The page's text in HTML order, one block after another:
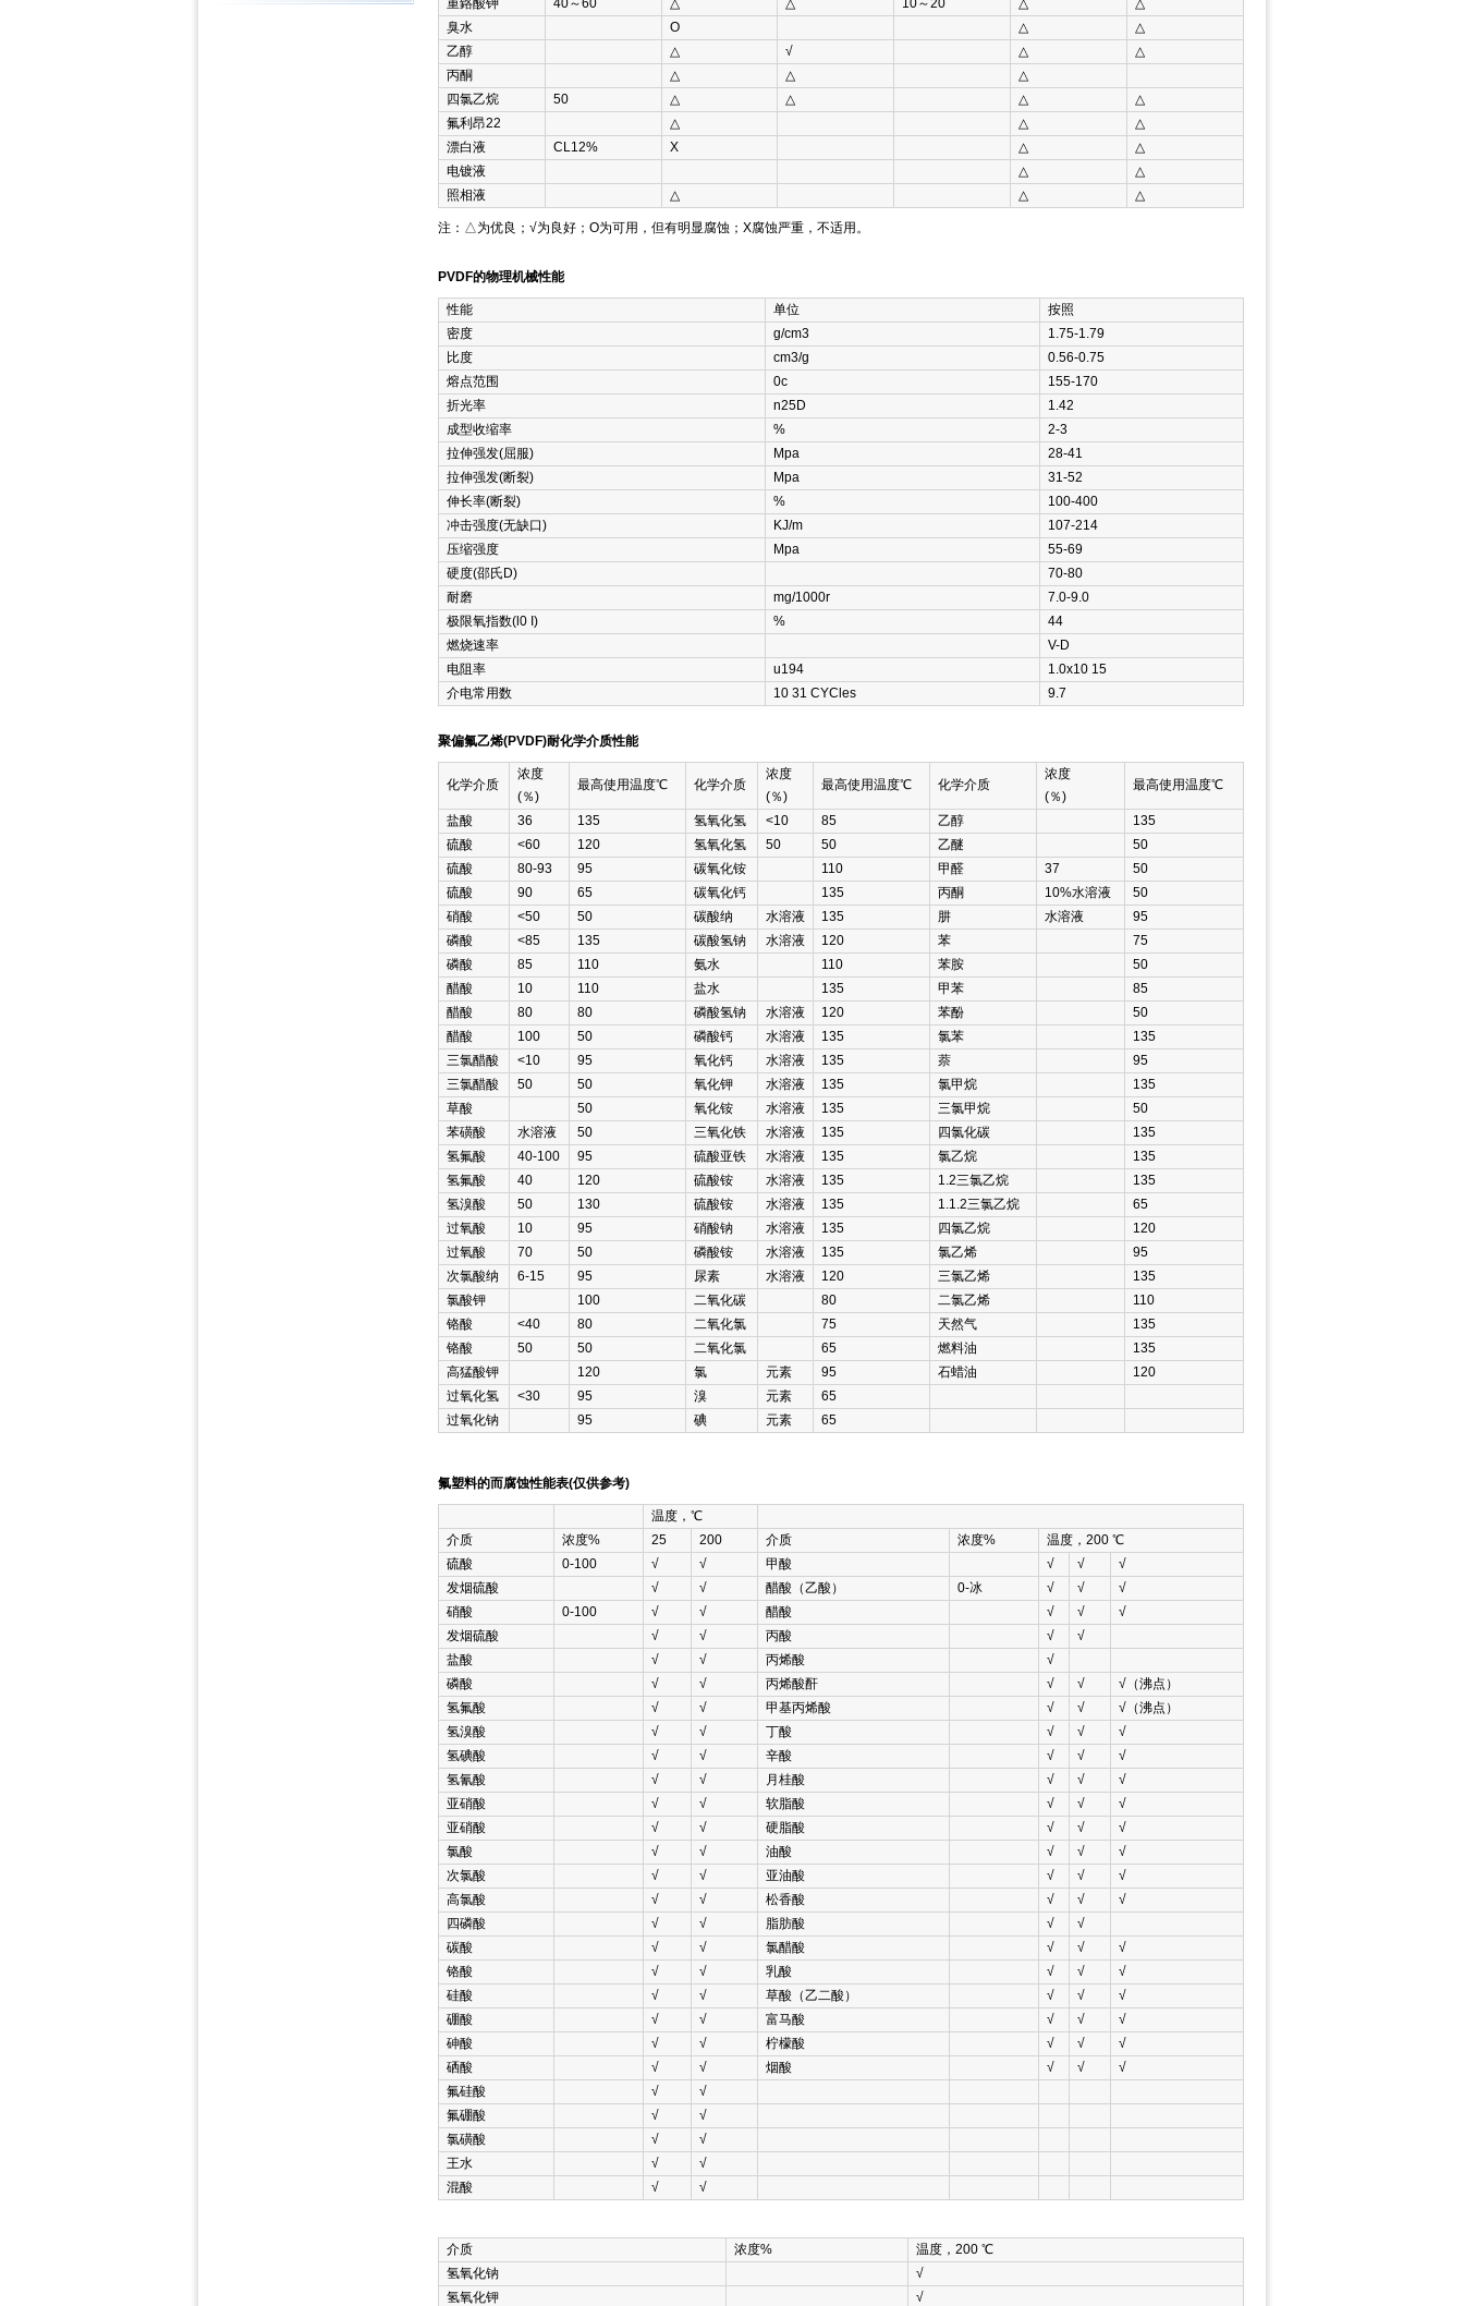
重鉻酸钾
40～60 △ △ 10～20 △
△
臭水
Ο △
△
乙醇
△ √ △
△
丙酮
△ △
△
四氯乙烷
50 △ △ △
△
氟利昂22
△ △
△
漂白液
CL12% Χ △
△
电镀液
△
△
照相液
△ △ △
注：△为优良；√为良好；Ο为可用，但有明显腐蚀；Χ腐蚀严重，不适用。
PVDF的物理机械性能
性能 单位
按照
密度
g/cm3
1.75-1.79
比度
cm3/g
0.56-0.75
熔点范围
0c
155-170
折光率
n25D
1.42
成型收缩率
%
2-3
拉伸强发(屈服)
Mpa
28-41
拉伸强发(断裂)
Mpa
31-52
伸长率(断裂)
%
100-400
冲击强度(无缺口)
KJ/m
107-214
压缩强度
Mpa
55-69
硬度(邵氏D)
70-80
耐磨
mg/1000r
7.0-9.0
极限氧指数(l0 I)
%
44
燃烧速率
V-D
电阻率
u194
1.0x10 15
介电常用数
10 31 CYCles 9.7
聚偏氟乙烯(PVDF)耐化学介质性能
化学介质
浓度
(％)
最高使用温度℃ 化学介质
浓度
(％)
最高使用温度℃ 化学介质
浓度
(％)
最高使用温度℃
盐酸 36 135 氢氧化氢 <10 85 乙醇
135
硫酸
<60 120 氢氧化氢 50 50 乙醚
50
硫酸
80-93 95 碳氧化铵 110 甲醛 37
50
硫酸
90 65 碳氧化钙 135 丙酮 10%水溶液
50
硝酸
<50 50 碳酸纳 水溶液 135 肼 水溶液
95
磷酸
<85 135 碳酸氢钠 水溶液 120 苯
75
磷酸
85 110 氨水 110 苯胺
50
醋酸
10 110 盐水 135 甲苯
85
醋酸
80 80 磷酸氢钠 水溶液 120 苯酚
50
醋酸
100 50 磷酸钙 水溶液 135 氯苯
135
三氯醋酸
<10 95 氧化钙 水溶液 135 萘
95
三氯醋酸
50 50 氧化钾 水溶液 135 氯甲烷
135
草酸
50 氧化铵 水溶液 135 三氯甲烷
50
苯磺酸
水溶液 50 三氧化铁 水溶液 135 四氯化碳
135
氢氟酸
40-100 95 硫酸亚铁 水溶液 135 氯乙烷
135
氢氟酸
40 120 硫酸铵 水溶液 135 1.2三氯乙烷
135
氢溴酸
50 130 硫酸铵 水溶液 135 1.1.2三氯乙烷
65
过氧酸
10 95 硝酸钠 水溶液 135 四氯乙烷
120
过氧酸
70 50 磷酸铵 水溶液 135 氯乙烯
95
次氯酸纳
6-15 95 尿素 水溶液 120 三氯乙烯
135
氯酸钾
100 二氧化碳 80 二氯乙烯
110
铬酸
<40 80 二氧化氯 75 天然气
135
铬酸
50 50 二氧化氯 65 燃料油
135
高猛酸钾
120 氯 元素 95 石蜡油
120
过氧化氢
<30 95 溴 元素
65
过氧化钠
95 碘 元素 65
氟塑料的而腐蚀性能表(仅供参考)
温度，℃
介质
浓度% 25 200 介质 浓度%
温度，200 ℃
硫酸
0-100 √ √ 甲酸 √ √
√
发烟硫酸
√ √ 醋酸（乙酸） 0-冰 √ √
√
硝酸
0-100 √ √ 醋酸 √ √
√
发烟硫酸
√ √ 丙酸 √
√
盐酸
√ √ 丙烯酸
√
磷酸
√ √ 丙烯酸酐 √ √
√（沸点）
氢氟酸
√ √ 甲基丙烯酸 √ √
√（沸点）
氢溴酸
√ √ 丁酸 √ √
√
氢碘酸
√ √ 辛酸 √ √
√
氢氰酸
√ √ 月桂酸 √ √
√
亚硝酸
√ √ 软脂酸 √ √
√
亚硝酸
√ √ 硬脂酸 √ √
√
氯酸
√ √ 油酸 √ √
√
次氯酸
√ √ 亚油酸 √ √
√
高氯酸
√ √ 松香酸 √ √
√
四磷酸
√ √ 脂肪酸 √
√
碳酸
√ √ 氯醋酸 √ √
√
铬酸
√ √ 乳酸 √ √
√
硅酸
√ √ 草酸（乙二酸） √ √
√
硼酸
√ √ 富马酸 √ √
√
砷酸
√ √ 柠檬酸 √ √
√
硒酸
√ √ 烟酸 √ √
√
氟硅酸
√
√
氟硼酸
√
√
氯磺酸
√
√
王水
√
√
混酸
√ √
介质 浓度%
温度，200 ℃
氢氧化钠
√
氢氧化钾
√